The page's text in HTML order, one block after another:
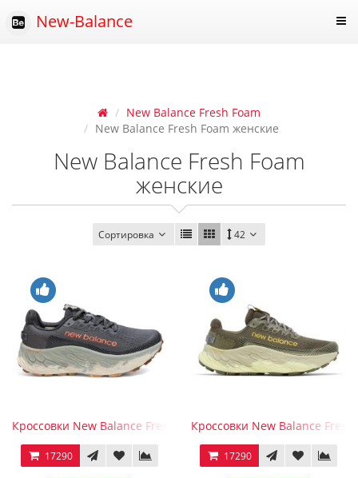
New-Balance
New Balance Fresh Foam
New Balance Fresh Foam женские
New Balance Fresh Foam
женские
Сортировка 42
Кроссовки New Balance Fresh Foam More Trail V3 Grey Orange
17290
Кроссовки New Balance
17290